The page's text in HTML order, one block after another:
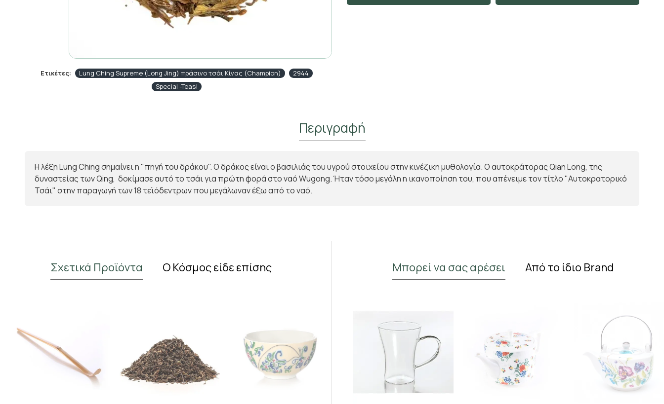
αποκλειστικές προσφορές στο αγαπημένο σου τσάι.
Να μην το δω ξανά
Ετικέτες: Lung Ching Supreme (Long Jing) πράσινο τσάι Κίνας (Champion)
2944
Special -Teas!
Περιγραφή
Η λέξη Lung Ching σημαίνει η "πηγή του δράκου". Ο δράκος είναι ο βασιλιάς του υγρού στοιχείου στην κινέζικη μυθολογία. Ο αυτοκράτορας Qian Long, της
δυναστείας των Qing, δοκίμασε αυτό το τσάι για πρώτη φορά στο ναό Wugong. Ήταν τόσο μεγάλη η ικανοποίηση του, που απένειμε τον τίτλο "Αυτοκρατορικό
Τσάι" στην παραγωγή των 18 τεϊόδεντρων που μεγάλωναν έξω από το ναό.
Σχετικά Προϊόντα Ο Κόσμος είδε επίσης Μπορεί να σας αρέσει Από το ίδιο Brand